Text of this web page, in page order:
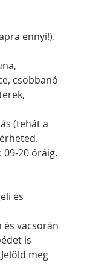
ennyi!).
csobbanó
(tehát a
09-20 óráig.
és
vacsorán
is
meg